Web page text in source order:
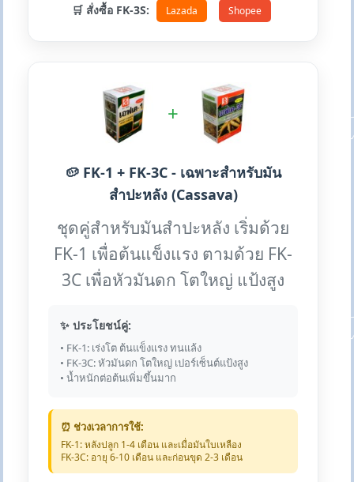
🛒 สั่งซื้อ FK-3S: Lazada Shopee
+
🥔 FK-1 + FK-3C - เฉพาะสำหรับมัน
สำปะหลัง (Cassava)
ชุดคู่สำหรับมันสำปะหลัง เริ่มด้วย
FK-1 เพื่อต้นแข็งแรง ตามด้วย FK-
3C เพื่อหัวมันดก โตใหญ่ แป้งสูง
✨ ประโยชน์คู่:
• FK-1: เร่งโต ต้นแข็งแรง ทนแล้ง
• FK-3C: หัวมันดก โตใหญ่ เปอร์เซ็นต์แป้งสูง
• น้ำหนักต่อต้นเพิ่มขึ้นมาก
⏰ ช่วงเวลาการใช้:
FK-1: หลังปลูก 1-4 เดือน และเมื่อมันใบเหลือง
FK-3C: อายุ 6-10 เดือน และก่อนขุด 2-3 เดือน